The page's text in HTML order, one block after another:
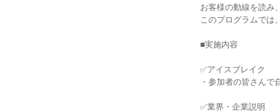
お客様の動線を読み
このプログラムでは
■実施内容
✅アイスブレイク
・参加者の皆さんで
✅業界・企業説明